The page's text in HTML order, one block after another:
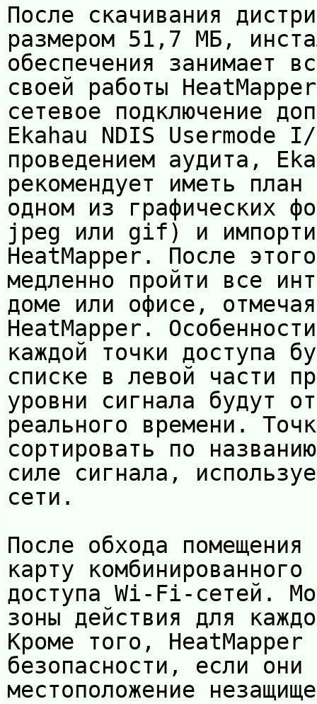
После скачивания
размером 51,7 МБ,
обеспечения занимает
своей работы
сетевое подключение
Ekahau NDIS Usermode
проведением аудита,
рекомендует иметь
одном из графических
jpeg или gif) и
HeatMapper. После
медленно пройти все
доме или офисе,
HeatMapper.
каждой точки доступа
списке в левой части
уровни сигнала будут
реального времени.
сортировать по
силе сигнала,
сети.
После обхода помещения
карту
доступа Wi-Fi-сетей.
зоны действия для
Кроме того, HeatMapper
безопасности, если
местоположение